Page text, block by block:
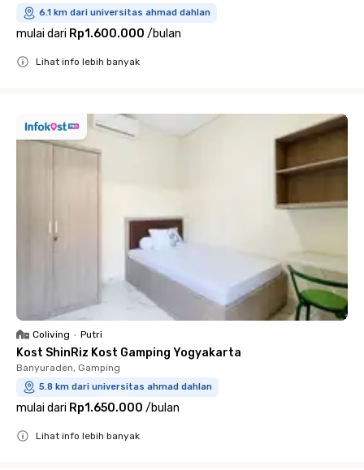
6.1 km dari universitas ahmad dahlan
mulai dari Rp1.600.000 /bulan
Lihat info lebih banyak
Coliving • Putri
Kost ShinRiz Kost Gamping Yogyakarta
Banyuraden, Gamping
5.8 km dari universitas ahmad dahlan
mulai dari Rp1.650.000 /bulan
Lihat info lebih banyak